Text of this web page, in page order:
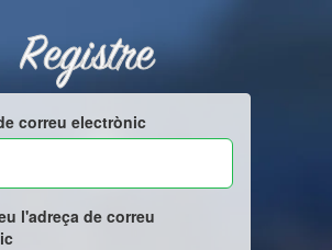
Registre
correu electrònic
l'adreça de correu